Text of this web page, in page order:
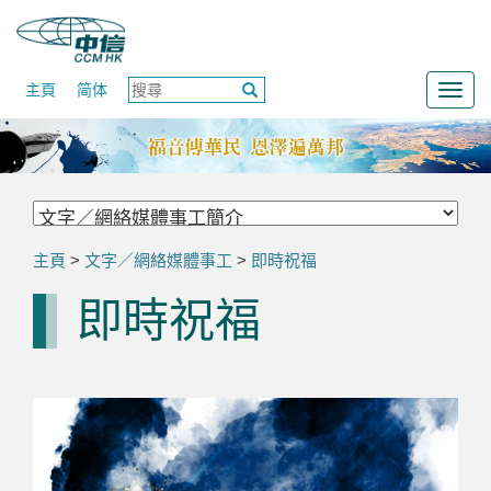
主頁 简体
主頁 > 文字／網絡媒體事工 > 即時祝福
即時祝福